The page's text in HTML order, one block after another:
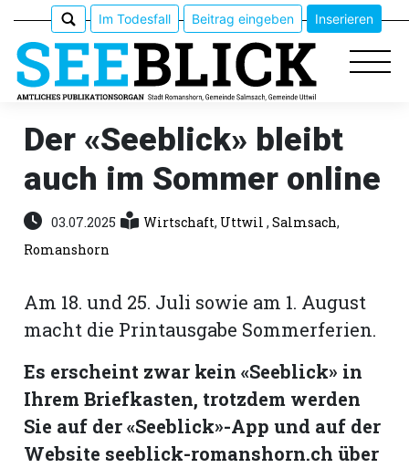
Epaper
Veranstaltungen
App
Romanshorn:
Im Todesfall Beitrag eingeben Inserieren
Der «Seeblick» bleibt
auch im Sommer online
03.07.2025 Wirtschaft, Uttwil,Salmsach,
Romanshorn
Am 18. und 25. Juli sowie am 1. August
macht die Printausgabe Sommerferien.
Es erscheint zwar kein «Seeblick» in
Ihrem Briefkasten, trotzdem werden
Sie auf der «Seeblick»-App und auf der
Website seeblick-romanshorn.ch über